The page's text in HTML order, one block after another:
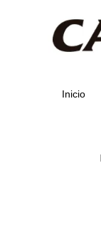
Inicio